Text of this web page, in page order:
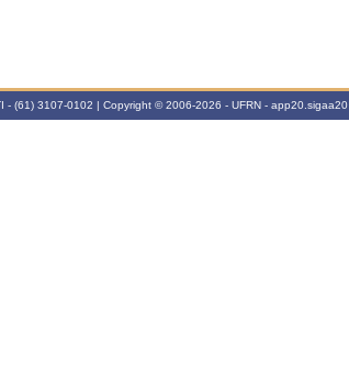
- (61) 3107-0102 | Copyright © 2006-2026 - UFRN - app20.sigaa20